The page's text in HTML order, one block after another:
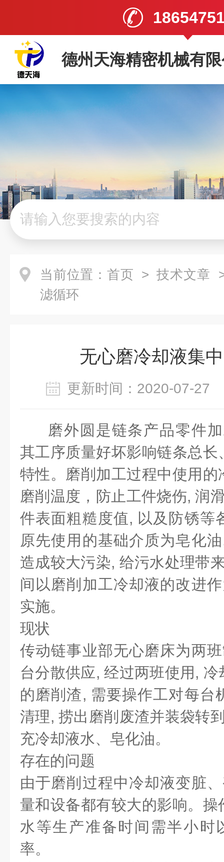
德州天海精密机械有
当前位置： 首页 > 技术文章
滤循环
无心磨冷却液集
更新时间：2020-07-
磨外圆是链条产品零件
其工序质量好坏影响链条总
特性。磨削加工过程中使用
磨削温度，防止工件烧伤, 润
件表面粗糙度值, 以及防锈等
原先使用的基础介质为皂化
造成较大污染, 给污水处理带
间以磨削加工冷却液的改进
实施。
现状
传动链事业部无心磨床为两
台分散供应, 经过两班使用,
的磨削渣, 需要操作工对每台
清理, 捞出磨削废渣并装袋转
充冷却液水、皂化油。
存在的问题
由于磨削过程中冷却液变脏
量和设备都有较大的影响。
水等生产准备时间需半小时
率。